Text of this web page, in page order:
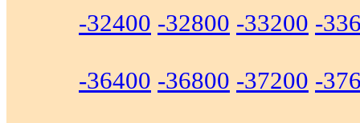
-32400 -32800 -33200 -
-36400 -36800 -37200 -